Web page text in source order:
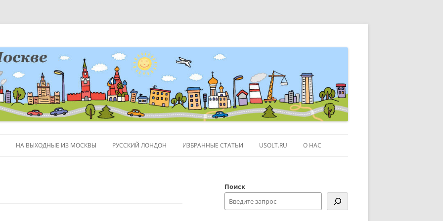
НА ВЫХОДНЫЕ ИЗ МОСКВЫ РУССКИЙ ЛОНДОН ИЗБРАННЫЕ СТАТЬИ
ПОЛЕЗНЫЕ ССЫЛКИ
ОБЪЕКТЫ НА КАРТЕ GOOGLE
USOLT.RU О НАС
Поиск